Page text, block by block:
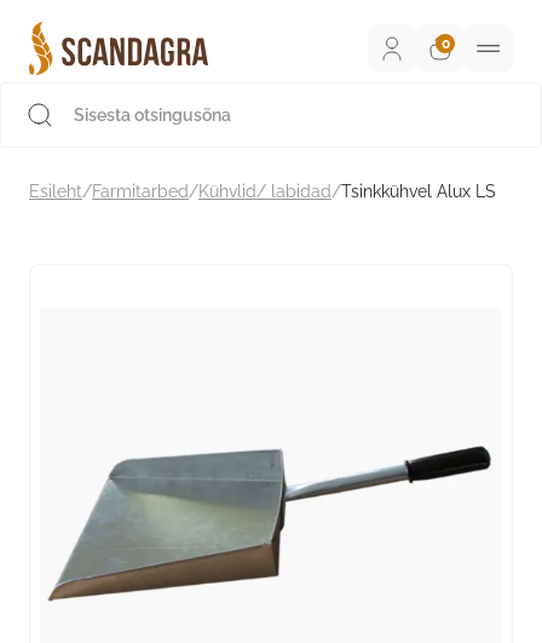
sisu
juurde
Esileht/Farmitarbed/Kühvlid/ labidad/Tsinkkühvel Alux LS